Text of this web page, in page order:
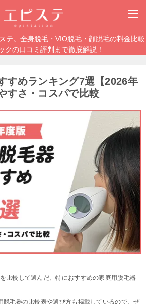
テ。全身脱毛・VIO脱毛・顔脱毛の料金比較
クの口コミ評判まで徹底解説！
すめランキング7選【2026年
すさ・コスパで比較
比較して選んだ、特におすすめの家庭用脱毛器
脱毛器の比較表や選び方も掲載しているので、ぜ